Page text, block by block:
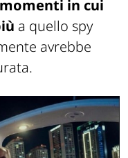
in cui
a quello spy
avrebbe